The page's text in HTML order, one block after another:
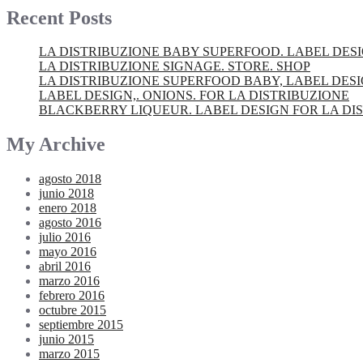
Recent Posts
LA DISTRIBUZIONE BABY SUPERFOOD. LABEL
LA DISTRIBUZIONE SIGNAGE. STORE. SHOP
LA DISTRIBUZIONE SUPERFOOD BABY, LABEL
LABEL DESIGN,. ONIONS. FOR LA DISTRIBUZIONE
BLACKBERRY LIQUEUR. LABEL DESIGN FOR LA
My Archive
agosto 2018
junio 2018
enero 2018
agosto 2016
julio 2016
mayo 2016
abril 2016
marzo 2016
febrero 2016
octubre 2015
septiembre 2015
junio 2015
marzo 2015